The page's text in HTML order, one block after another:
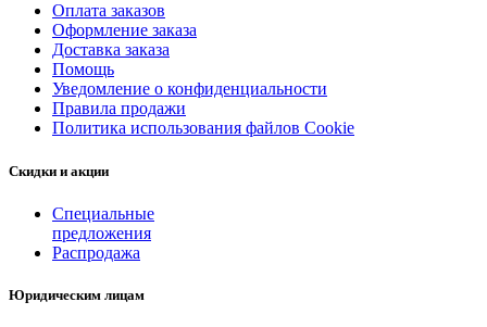
Оплата заказов
Оформление заказа
Доставка заказа
Помощь
Уведомление о конфиденциальности
Правила продажи
Политика использования файлов Cookie
Скидки и акции
Специальные
предложения
Распродажа
Юридическим лицам